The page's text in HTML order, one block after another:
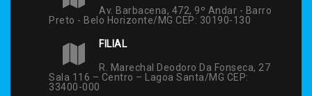
Av. Barbacena, 472, 9º Andar - Barro
Preto - Belo Horizonte/MG CEP: 30190-130
FILIAL
R. Marechal Deodoro Da Fonseca, 27
Sala 116 – Centro – Lagoa Santa/MG CEP:
33400-000